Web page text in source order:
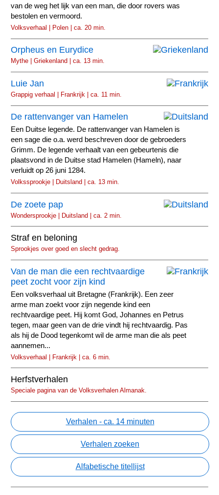
van de weg het lijk van een man, die door rovers was
bestolen en vermoord.
Volksverhaal | Polen | ca. 20 min.
Orpheus en Eurydice
Mythe | Griekenland | ca. 13 min.
Luie Jan
Grappig verhaal | Frankrijk | ca. 11 min.
De rattenvanger van Hamelen
Een Duitse legende. De rattenvanger van Hamelen is
een sage die o.a. werd beschreven door de gebroeders
Grimm. De legende verhaalt van een gebeurtenis die
plaatsvond in de Duitse stad Hamelen (Hameln), naar
verluidt op 26 juni 1284.
Volkssprookje | Duitsland | ca. 13 min.
De zoete pap
Wondersprookje | Duitsland | ca. 2 min.
Straf en beloning
Sprookjes over goed en slecht gedrag.
Van de man die een rechtvaardige
peet zocht voor zijn kind
Een volksverhaal uit Bretagne (Frankrijk). Een zeer
arme man zoekt voor zijn negende kind een
rechtvaardige peet. Hij komt God, Johannes en Petrus
tegen, maar geen van de drie vindt hij rechtvaardig. Pas
als hij de Dood tegenkomt wil de arme man die als peet
aannemen...
Volksverhaal | Frankrijk | ca. 6 min.
Herfstverhalen
Speciale pagina van de Volksverhalen Almanak.
Verhalen - ca. 14 minuten
Verhalen zoeken
Alfabetische titellijst